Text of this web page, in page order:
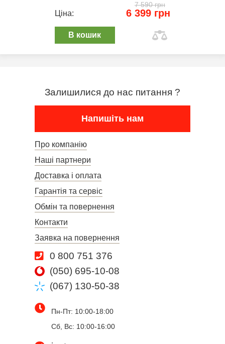
7 590 грн
Ціна: 6 399 грн
В кошик
Залишилися до нас питання ?
Напишіть нам
Про компанію
Наші партнери
Доставка і оплата
Гарантія та сервіс
Обмін та повернення
Контакти
Заявка на повернення
0 800 751 376
(050) 695-10-08
(067) 130-50-38
Пн-Пт: 10:00-18:00
Сб, Вс: 10:00-16:00